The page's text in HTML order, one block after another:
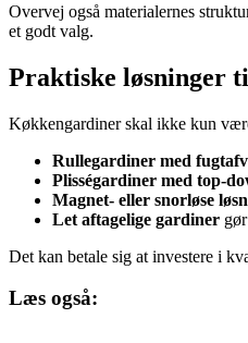
Overvej også materialernes
et godt valg.
Praktiske løsninger
Køkkengardiner skal ikke kun
Rullegardiner med
Plisségardiner med top-
Magnet- eller snorløse
Let aftagelige gardiner
Det kan betale sig at investere i
Læs også: